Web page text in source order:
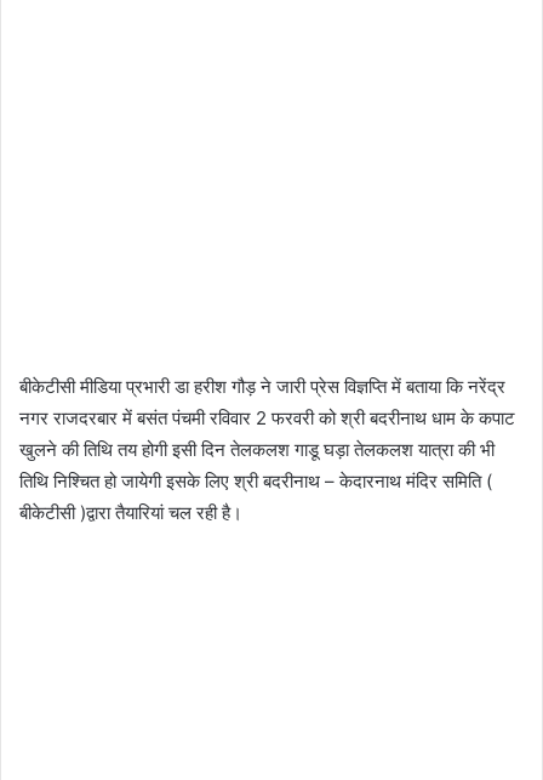
बीकेटीसी मीडिया प्रभारी डा हरीश गौड़ ने जारी प्रेस विज्ञप्ति में बताया कि नरेंद्र
नगर राजदरबार में बसंत पंचमी रविवार 2 फरवरी को श्री बदरीनाथ धाम के कपाट
खुलने की तिथि तय होगी इसी दिन तेलकलश गाडू घड़ा तेलकलश यात्रा की भी
तिथि निश्चित हो जायेगी इसके लिए श्री बदरीनाथ – केदारनाथ मंदिर समिति (
बीकेटीसी )द्वारा तैयारियां चल रही है।